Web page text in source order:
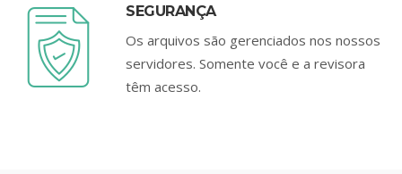
SEGURANÇA
Os arquivos são gerenciados nos nossos
servidores. Somente você e a revisora
têm acesso.